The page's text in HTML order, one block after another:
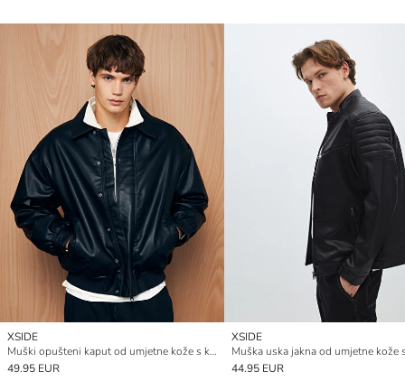
XSIDE
Muški opušteni kaput od umjetne kože s kragnom košulje
49.95 EUR
XSIDE
44.95 EUR